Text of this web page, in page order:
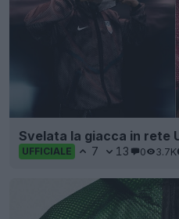
Svelata la giacca in rete
UFFICIALE 7 13 0 3.7K